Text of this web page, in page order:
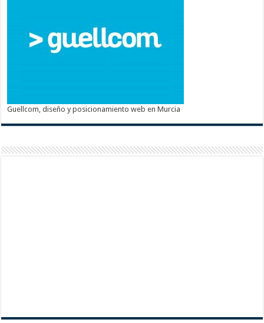
Guellcom, diseño y posicionamiento web en Murcia